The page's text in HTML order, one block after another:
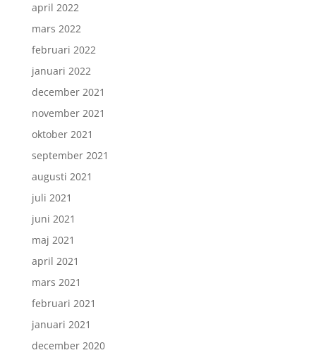
april 2022
mars 2022
februari 2022
januari 2022
december 2021
november 2021
oktober 2021
september 2021
augusti 2021
juli 2021
juni 2021
maj 2021
april 2021
mars 2021
februari 2021
januari 2021
december 2020